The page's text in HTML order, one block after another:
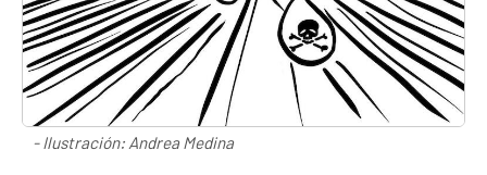
- Ilustración: Andrea Medina